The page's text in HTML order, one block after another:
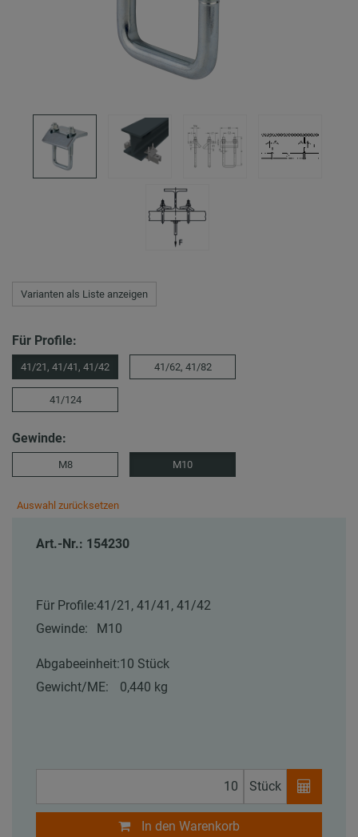
Varianten als Liste anzeigen
Für Profile:
41/21, 41/41, 41/42 41/62, 41/82
41/124
Gewinde:
M8 M10
Auswahl zurücksetzen
Art.-Nr.: 154230
Für Profile:41/21, 41/41, 41/42
Gewinde:
M10
Abgabeeinheit:10 Stück
Gewicht/ME:
0,440 kg
Stück
In den Warenkorb